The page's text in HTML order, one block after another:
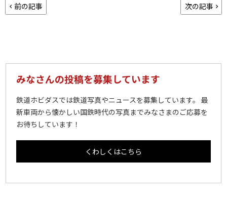
前の記事 次の記事
みなさんの投稿を募集しています
鉄道ホビダスでは鉄道写真やニュースを募集しています。 最
新車両から懐かしい国鉄時代の写真までみなさまのご応募を
お待ちしています！
くわしくはこちら